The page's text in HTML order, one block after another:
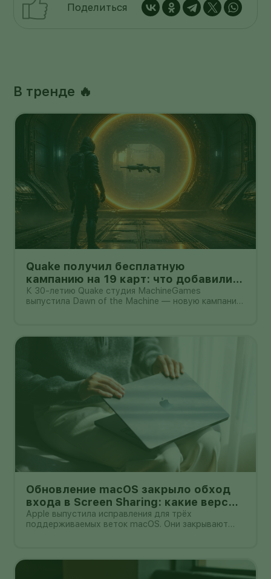
Поделиться
В тренде 🔥
Quake получил бесплатную
кампанию на 19 карт: что добавили
владельцам игры
К 30-летию Quake студия MachineGames
выпустила Dawn of the Machine — новую кампанию
Обновление macOS закрыло обход
входа в Screen Sharing: какие версии
установить
Apple выпустила исправления для трёх
поддерживаемых веток macOS. Они закрывают